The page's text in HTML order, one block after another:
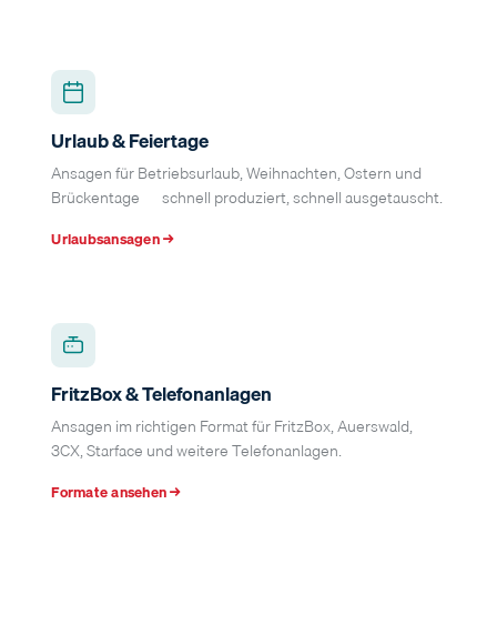
Urlaub & Feiertage
Ansagen für Betriebsurlaub, Weihnachten, Ostern und
Brückentage — schnell produziert, schnell ausgetauscht.
Urlaubsansagen →
FritzBox & Telefonanlagen
Ansagen im richtigen Format für FritzBox, Auerswald,
3CX, Starface und weitere Telefonanlagen.
Formate ansehen →